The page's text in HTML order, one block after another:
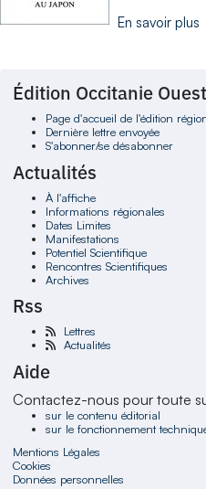
En savoir plus
Édition Occitanie Ouest
Page d'accueil de l'édition
Dernière lettre envoyée
S'abonner/se désabonner
Actualités
À l'affiche
Informations régionales
Dates Limites
Manifestations
Potentiel Scientifique
Rencontres Scientifiques
Archives
Rss
Lettres
Actualités
Aide
Contactez-nous pour toute
sur le contenu éditorial
sur le fonctionnement
Mentions Légales
Cookies
Données personnelles